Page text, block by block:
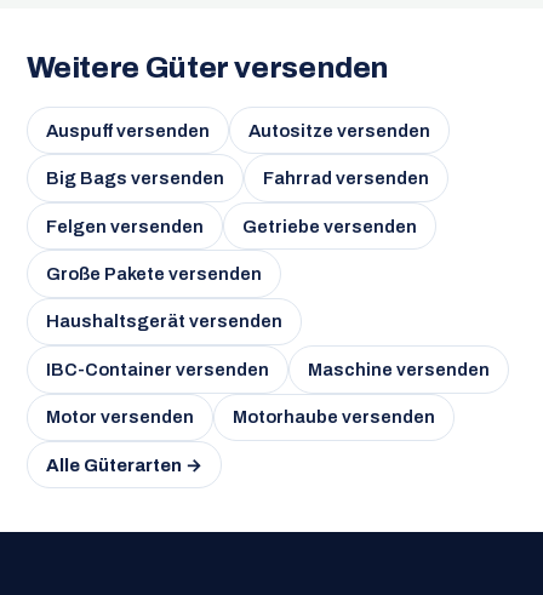
Weitere Güter versenden
Auspuff versenden Autositze versenden
Big Bags versenden Fahrrad versenden
Felgen versenden Getriebe versenden
Große Pakete versenden
Haushaltsgerät versenden
IBC-Container versenden Maschine versenden
Motor versenden Motorhaube versenden
Alle Güterarten →